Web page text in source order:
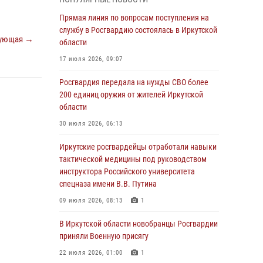
→
05 августа 2026, 07:44 4
Военнослужащий Росгвардии из Иркутска
а не казаться»
04 августа 2026, 07:14 3
03 августа 2026, 04:55
Росгвардия обеспечила безопасность
мероприятий, посвященных Дню Воздушно-
десантных войск в Иркутской области
Росгвардейцы из Братска присоединились к
донорской акции «От сердца к сердцу»
Прямая линия по вопросам поступления на
службу в Росгвардию состоялась в Иркутской
области
17 июля 2026, 09:07
Росгвардия передала на нужды СВО более
200 единиц оружия от жителей Иркутской
области
30 июля 2026, 06:13
Иркутские росгвардейцы отработали навыки
тактической медицины под руководством
инструктора Российского университета
спецназа имени В.В. Путина
09 июля 2026, 08:13 1
В Иркутской области новобранцы Росгвардии
приняли Военную присягу
22 июля 2026, 01:00 1